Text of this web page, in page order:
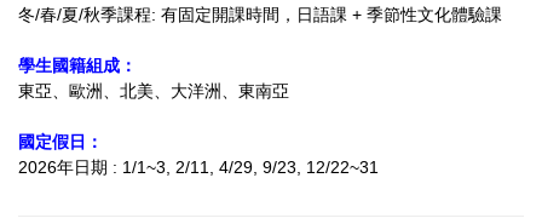
冬/春/夏/秋季課程: 有固定開課時間，日語課 + 季節性文化體驗課
學生國籍組成：
東亞、歐洲、北美、大洋洲、東南亞
國定假日：
2026年日期 : 1/1~3, 2/11, 4/29, 9/23, 12/22~31